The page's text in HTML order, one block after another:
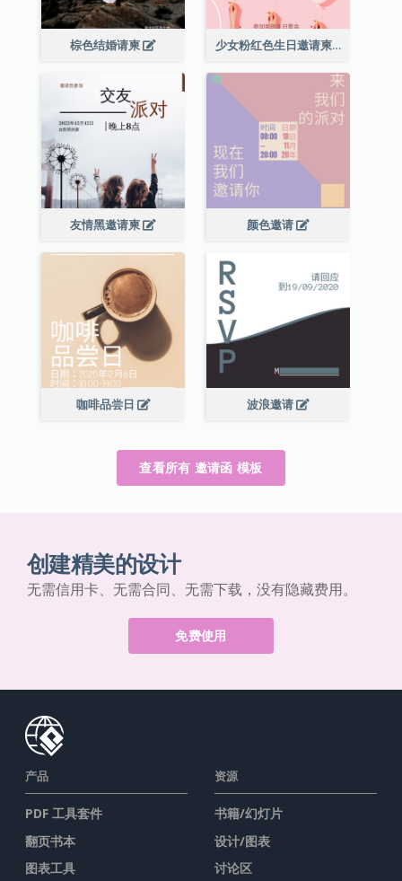
棕色结婚请柬 少女粉红色生日邀请柬
友情黑邀请柬 颜色邀请
咖啡品尝日 波浪邀请
查看所有 邀请函 模板
创建精美的设计
无需信用卡、无需合同、无需下载，没有隐藏费用。
免费使用
产品
PDF 工具套件
翻页书本
图表工具
资源
书籍/幻灯片
设计/图表
讨论区